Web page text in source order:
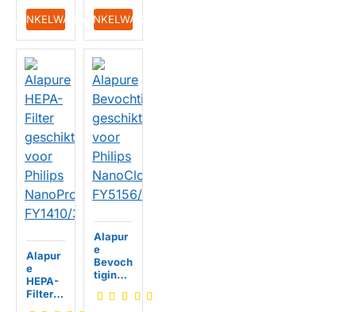
IN WINKELWAGENIN WINKELWAGEN
Alapur
e
HEPA-
Filter
Alapur
e
Bevoch
tigingsf
geschi